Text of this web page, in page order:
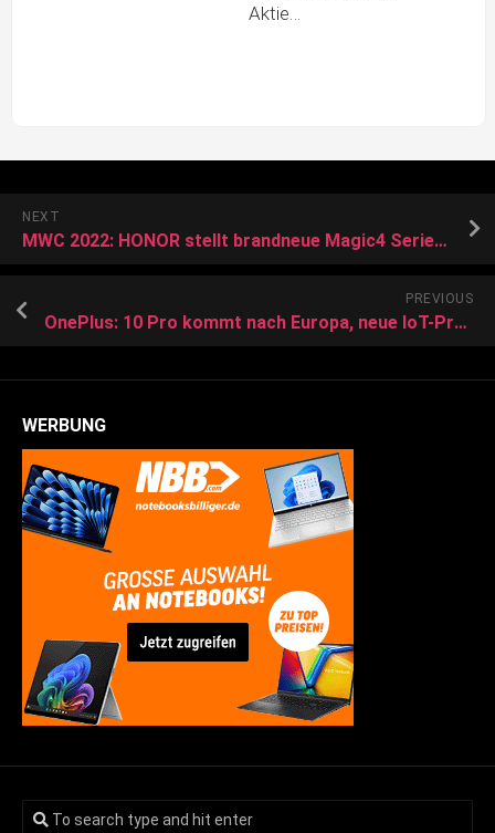
Aktie…
NEXT
MWC 2022: HONOR stellt brandneue Magic4 Serie vor
PREVIOUS
OnePlus: 10 Pro kommt nach Europa, neue IoT-Projekte und Infos zu OxygenOS
WERBUNG